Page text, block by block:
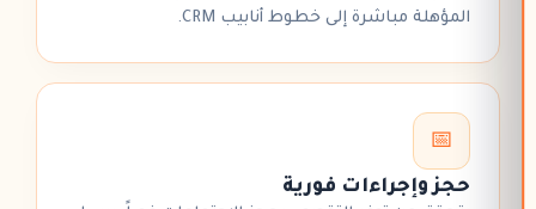
المؤهلة مباشرة إلى خطوط أنابيب CRM .
📅
حجز وإجراءات فورية